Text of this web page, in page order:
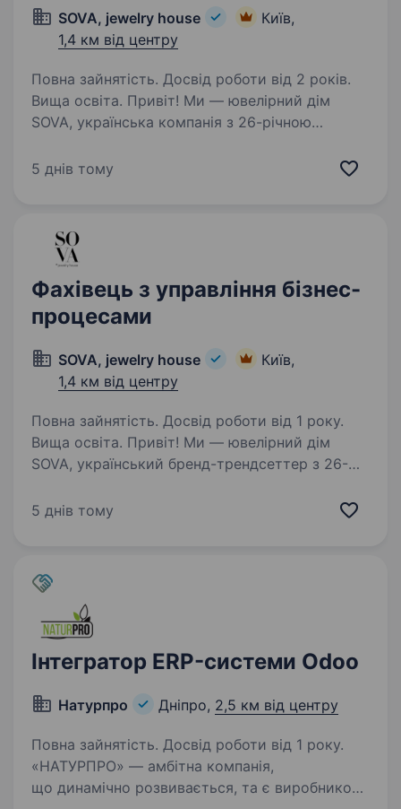
SOVA, jewelry house
Київ,
1,4 км від центру
Повна зайнятість. Досвід роботи від 2 років.
Вища освіта. Привіт! Ми — ювелірний дім
SOVA, українська компанія з 26-річною
прикрас, два власні ювелірні бренди —
5 днів тому
Фахівець з управління бізнес-
процесами
SOVA, jewelry house
Київ,
1,4 км від центру
Повна зайнятість. Досвід роботи від 1 року.
Вища освіта. Привіт! Ми — ювелірний дім
SOVA, український бренд-трендсеттер з 26-
створюємо впізнавані колекції та гучні
5 днів тому
Інтегратор ERP-системи Odoo
Натурпро Дніпро, 2,5 км від центру
Повна зайнятість. Досвід роботи від 1 року.
«НАТУРПРО» — амбітна компанія,
що динамічно розвивається, та є виробником